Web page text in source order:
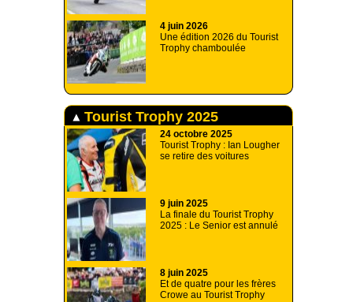
4 juin 2026
Une édition 2026 du Tourist
Trophy chamboulée
Tourist Trophy 2025
24 octobre 2025
Tourist Trophy : Ian Lougher
se retire des voitures
9 juin 2025
La finale du Tourist Trophy
2025 : Le Senior est annulé
8 juin 2025
Et de quatre pour les frères
Crowe au Tourist Trophy